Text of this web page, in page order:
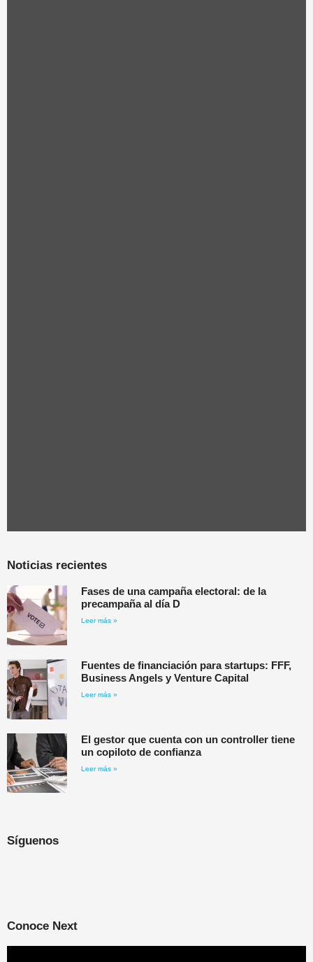
Noticias recientes
Fases de una campaña electoral: de la
precampaña al día D
Leer más »
Fuentes de financiación para startups: FFF,
Business Angels y Venture Capital
Leer más »
El gestor que cuenta con un controller tiene
un copiloto de confianza
Leer más »
Síguenos
Conoce Next